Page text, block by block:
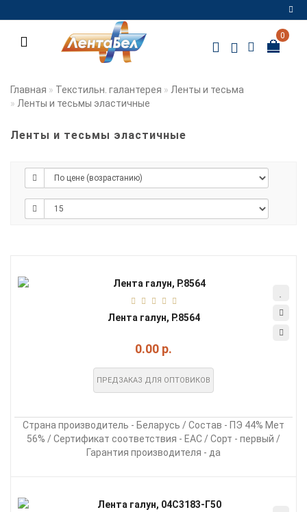
Регистрация
товаров0
0
Главная Текстильн. галантерея
Ленты и тесьма
Ленты и тесьмы эластичные
Ленты и тесьмы эластичные
Лента галун, Р.8564
0.00 р.
ПРЕДЗАКАЗ ДЛЯ ОПТОВИКОВ
Страна производитель - Беларусь / Состав - ПЭ 44% Мет
56% / Сертификат соответствия - EAC / Сорт - первый /
Гарантия производителя - да